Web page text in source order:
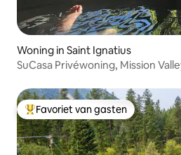
Woning in Saint Ignatius
SuCasa Privéwoning, Mission
Topfavoriet van gasten
Favoriet van gasten